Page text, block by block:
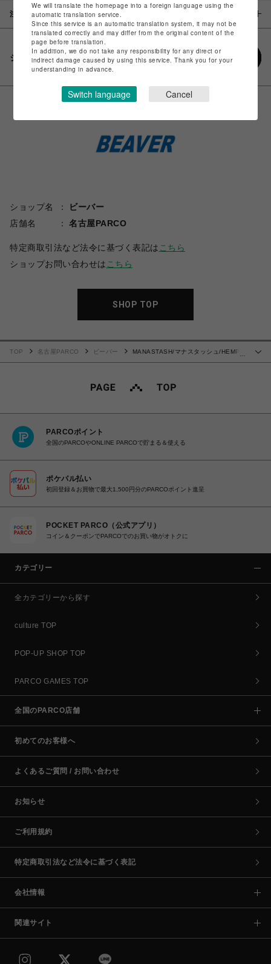
注意事項
シェアする
ショップ名
ビーバー
店舗名
名古屋PARCO
特定商取引法など法令に基づく表記は こちら
ショップお問い合わせは こちら
SHOP TOP
…
TOP 名古屋PARCO ビーバー
MANASTASH/マナスタッシュ/HEMP
PARCOポイント
全国のPARCOやONLINE PARCOで貯まる＆使える
ポケパル払い
初回登録＆お買物で最大1,500円分のPARCOポイント進呈
POCKET PARCO（公式アプリ）
コイン＆クーポンでPARCOでのお買い物がオトクに
カテゴリー
全カテゴリーから探す
culture TOP
POP-UP SHOP TOP
PARCO GAMES TOP
全国のPARCO店舗
初めてのお客様へ
よくあるご質問 / お問い合わせ
お知らせ
ご利用規約
特定商取引法など法令に基づく表記
会社情報
関連サイト
We will translate the homepage into a foreign language using the
automatic translation service.
Since this service is an automatic translation system, it may not be
translated correctly and may differ from the original content of the
page before translation.
In addition, we do not take any responsibility for any direct or
indirect damage caused by using this service. Thank you for your
understanding in advance.
Switch language Cancel